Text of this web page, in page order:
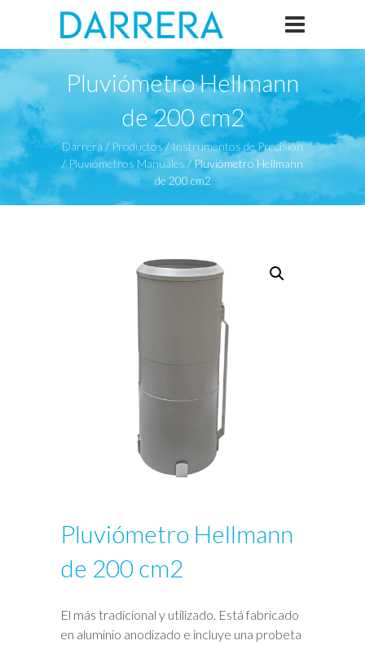
Pluviómetro Hellmann
de 200 cm2
Darrera / Productos/Instrumentos de Precisión
/Pluviómetros Manuales/Pluviómetro Hellmann
de 200 cm2
Pluviómetro Hellmann
de 200 cm2
El más tradicional y utilizado. Está fabricado
en aluminio anodizado e incluye una probeta